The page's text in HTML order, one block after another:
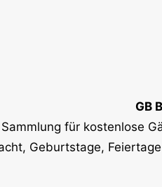
GB
für kostenlose
Geburtstage,